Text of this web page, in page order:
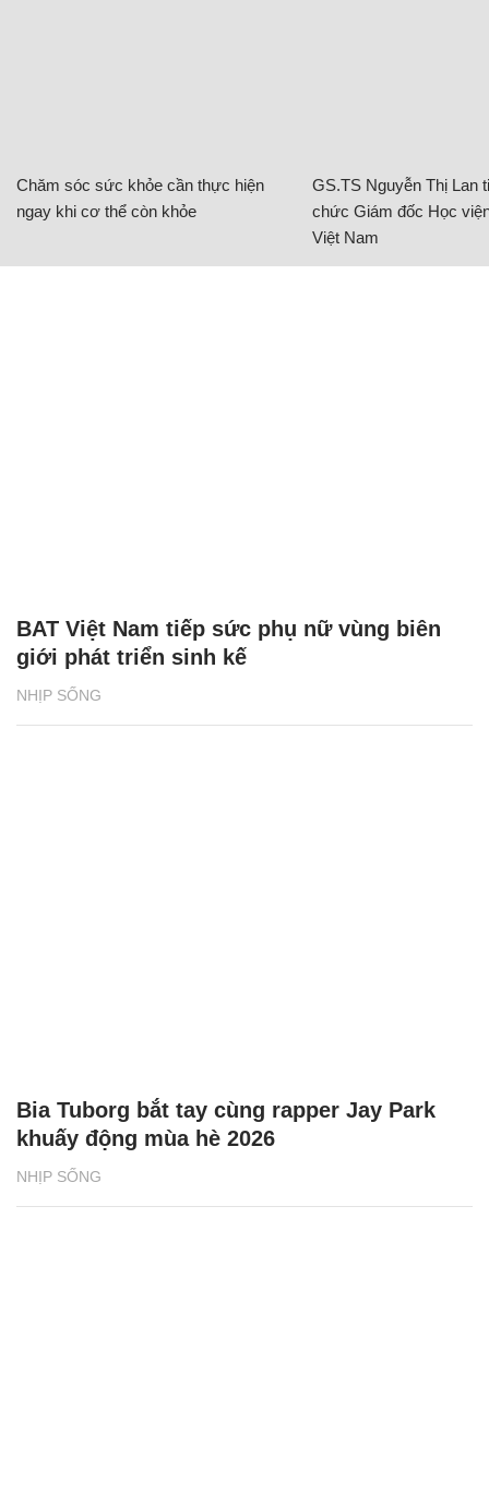
Chăm sóc sức khỏe cần thực hiện
ngay khi cơ thể còn khỏe
GS.TS Nguyễn Thị Lan
chức Giám đốc Học
Việt Nam
NHỊP SỐNG
BAT Việt Nam tiếp sức phụ nữ vùng biên
giới phát triển sinh kế
NHỊP SỐNG
Bia Tuborg bắt tay cùng rapper Jay Park
khuấy động mùa hè 2026